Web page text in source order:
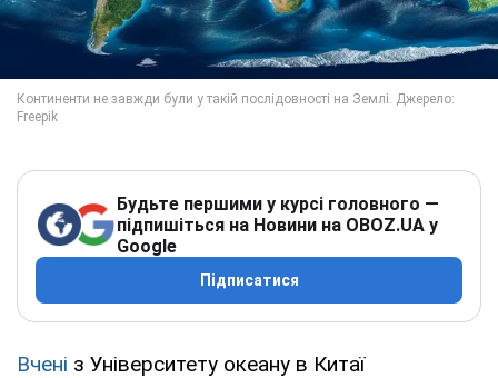
Будьте першими у курсі головного —
підпишіться на Новини на OBOZ.UA у
Google
Підписатися
Вчені з Університету океану в Китаї